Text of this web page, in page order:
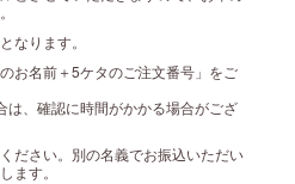
なります。
お名前＋5ケタのご注文番号」をご
は、確認に時間がかかる場合がござ
ださい。別の名義でお振込いただい
ます。